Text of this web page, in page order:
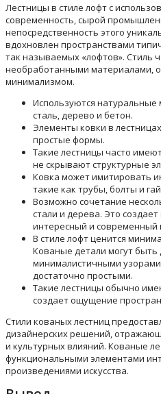
Лестницы в стиле лофт с
современность, сырой
непосредственность этого
вдохновлен пространствами
так называемых «лофтов». Стиль
необработанными материалами,
минимализмом.
Используются натуральные
сталь, дерево и бетон.
Элементы ковки в
простые формы.
Такие лестницы часто
не скрывают структурные
Ковка может имитировать
такие как трубы, болты и
Возможно сочетание
стали и дерева. Это
интересный и современный
В стиле лофт ценится
Кованые детали могут
минималистичными
достаточно простыми.
Такие лестницы обычно
создает ощущение
Стили кованых лестниц
дизайнерских решений,
и культурных влияний. Кованые
функциональными элементами
произведениями искусства.